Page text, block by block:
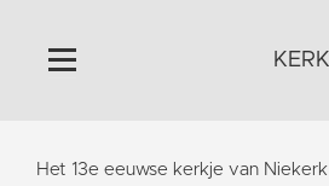
Home
Het 13e eeuwse kerkje van